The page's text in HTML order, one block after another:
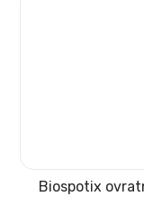
Biospotix